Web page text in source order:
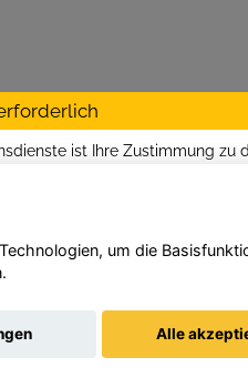
ist Ihre Zustimmung zu
aktivieren
um die
Alle